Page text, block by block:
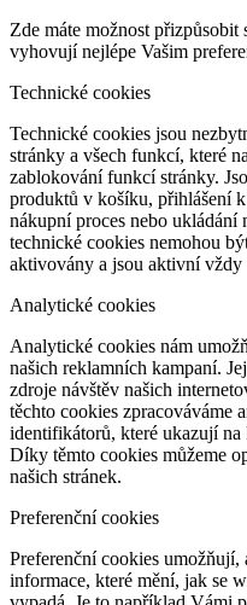
Zde máte možnost
vyhovují nejlépe Vašim
Technické cookies
Technické cookies jsou
stránky a všech funkcí, které
zablokování funkcí stránky.
produktů v košíku, přihlášení
nákupní proces nebo ukládání
technické cookies nemohou
aktivovány a jsou aktivní vždy
Analytické cookies
Analytické cookies nám
našich reklamních kampaní.
zdroje návštěv našich
těchto cookies zpracováváme
identifikátorů, které ukazují na
Díky těmto cookies můžeme
našich stránek.
Preferenční cookies
Preferenční cookies umožňují,
informace, které mění, jak se